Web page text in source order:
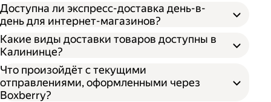
Доступна ли экспресс-доставка день-в-
день для интернет-магазинов?
Какие виды доставки товаров доступны в
Калининце?
Что произойдёт с текущими
отправлениями, оформленными через
Boxberry?